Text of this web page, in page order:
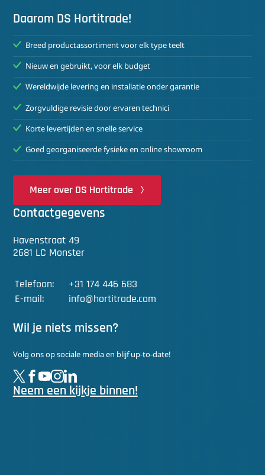
Daarom DS Hortitrade!
Breed productassortiment voor elk type teelt
Nieuw en gebruikt, voor elk budget
Wereldwijde levering en installatie onder garantie
Zorgvuldige revisie door ervaren technici
Korte levertijden en snelle service
Goed georganiseerde fysieke en online showroom
Meer over DS Hortitrade
Contactgegevens
Havenstraat 49
2681 LC Monster
Telefoon:
+31 174 446 683
E-mail:
info@hortitrade.com
Wil je niets missen?
Volg ons op sociale media en blijf up-to-date!
Neem een kijkje binnen!